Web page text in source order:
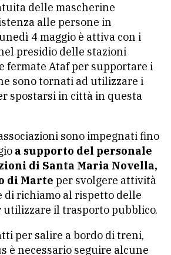
delle mascherine
alle persone in
4 maggio è attiva con i
presidio delle stazioni
fermate Ataf per supportare i
sono tornati ad utilizzare i
spostarsi in città in questa
sono impegnati fino
a supporto del personale
di Santa Maria Novella,
di Marte per svolgere attività
di richiamo al rispetto delle
utilizzare il trasporto pubblico.
per salire a bordo di treni,
è necessario seguire alcune